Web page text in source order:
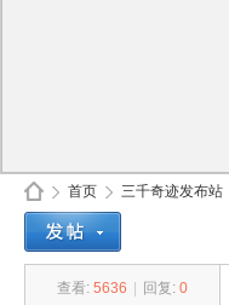
首页
›
三千奇迹发布站
查看: 5636 回复: 0